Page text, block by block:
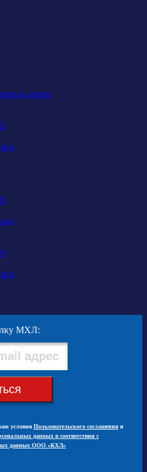
на арене
МХЛ:
условия Пользовательского соглашения и
данных в соответствии с
данных ООО «КХЛ»